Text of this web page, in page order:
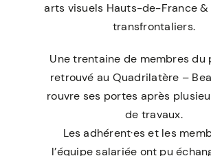
arts visuels Hauts-de-France
transfrontaliers.
Une trentaine de membres du
retrouvé au Quadrilatère –
rouvre ses portes après
de travaux.
Les adhérent·es et les
l’équipe salariée ont pu